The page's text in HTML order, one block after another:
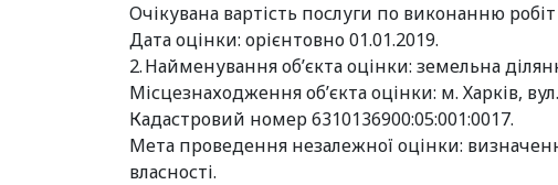
Очікувана вартість послуги по виконанню
Дата оцінки: орієнтовно 01.01.2019.
2. Найменування об’єкта оцінки: земельна
Місцезнаходження об’єкта оцінки: м. Харків,
Кадастровий номер 6310136900:05:001:0017.
Мета проведення незалежної оцінки:
власності.